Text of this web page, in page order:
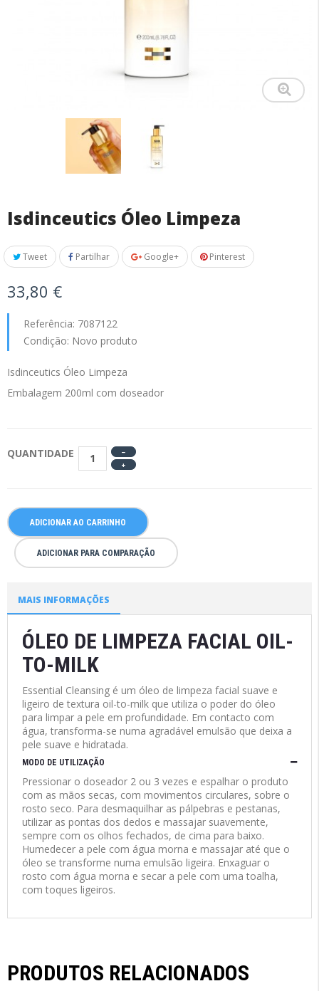
Isdinceutics Óleo Limpeza
Tweet Partilhar Google+ Pinterest
33,80 €
Referência: 7087122
Condição: Novo produto
Isdinceutics Óleo Limpeza
Embalagem 200ml com doseador
QUANTIDADE
ADICIONAR AO CARRINHO
ADICIONAR PARA COMPARAÇÃO
MAIS INFORMAÇÕES
ÓLEO DE LIMPEZA FACIAL OIL-
TO-MILK
Essential Cleansing é um óleo de limpeza facial suave e
ligeiro de textura oil-to-milk que utiliza o poder do óleo
para limpar a pele em profundidade. Em contacto com
água, transforma-se numa agradável emulsão que deixa a
pele suave e hidratada.
MODO DE UTILIZAÇÃO
Pressionar o doseador 2 ou 3 vezes e espalhar o produto
com as mãos secas, com movimentos circulares, sobre o
rosto seco. Para desmaquilhar as pálpebras e pestanas,
utilizar as pontas dos dedos e massajar suavemente,
sempre com os olhos fechados, de cima para baixo.
Humedecer a pele com água morna e massajar até que o
óleo se transforme numa emulsão ligeira. Enxaguar o
rosto com água morna e secar a pele com uma toalha,
com toques ligeiros.
PRODUTOS RELACIONADOS